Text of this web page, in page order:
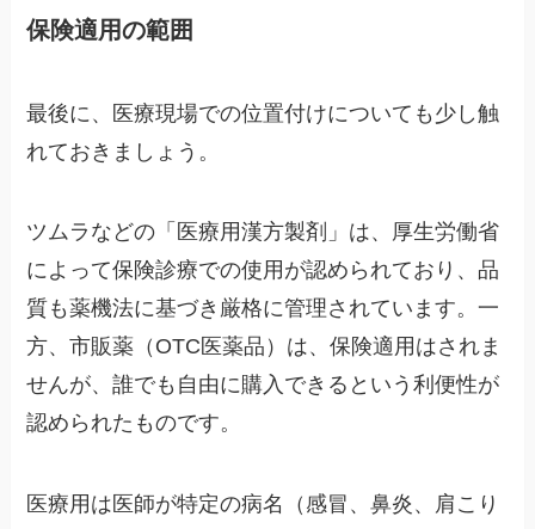
保険適用の範囲
最後に、医療現場での位置付けについても少し触
れておきましょう。
ツムラなどの「医療用漢方製剤」は、厚生労働省
によって保険診療での使用が認められており、品
質も薬機法に基づき厳格に管理されています。一
方、市販薬（OTC医薬品）は、保険適用はされま
せんが、誰でも自由に購入できるという利便性が
認められたものです。
医療用は医師が特定の病名（感冒、鼻炎、肩こり